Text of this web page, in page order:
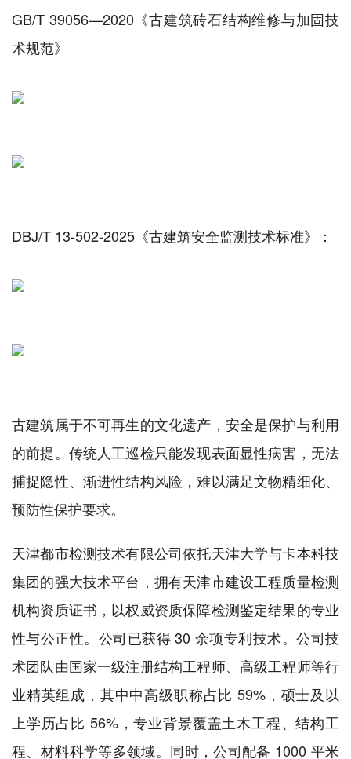
GB/T 39056—2020《古建筑砖石结构维修与加固技
术规范》
DBJ/T 13-502-2025《古建筑安全监测技术标准》：
古建筑属于不可再生的文化遗产，安全是保护与利用
的前提。传统人工巡检只能发现表面显性病害，无法
捕捉隐性、渐进性结构风险，难以满足文物精细化、
预防性保护要求。
天津都市检测技术有限公司依托天津大学与卡本科技
集团的强大技术平台，拥有天津市建设工程质量检测
机构资质证书，以权威资质保障检测鉴定结果的专业
性与公正性。公司已获得 30 余项专利技术。公司技
术团队由国家一级注册结构工程师、高级工程师等行
业精英组成，其中中高级职称占比 59%，硕士及以
上学历占比 56%，专业背景覆盖土木工程、结构工
程、材料科学等多领域。同时，公司配备 1000 平米